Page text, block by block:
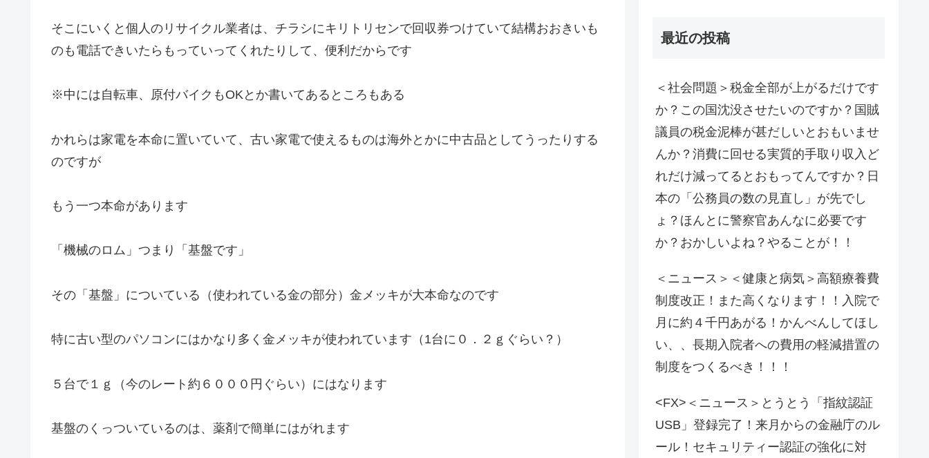
そこにいくと個人のリサイクル業者は、チラシにキリトリセンで回収券つけていて結構おおきいも
のも電話できいたらもっていってくれたりして、便利だからです
※中には自転車、原付バイクもOKとか書いてあるところもある
かれらは家電を本命に置いていて、古い家電で使えるものは海外とかに中古品としてうったりする
のですが
もう一つ本命があります
「機械のロム」つまり「基盤です」
その「基盤」についている（使われている金の部分）金メッキが大本命なのです
特に古い型のパソコンにはかなり多く金メッキが使われています（1台に０．２ｇぐらい？）
５台で１ｇ（今のレート約６０００円ぐらい）にはなります
基盤のくっついているのは、薬剤で簡単にはがれます
最近の投稿
＜社会問題＞税金全部が上がるだけです
か？この国沈没させたいのですか？国賊
議員の税金泥棒が甚だしいとおもいませ
んか？消費に回せる実質的手取り収入ど
れだけ減ってるとおもってんですか？日
本の「公務員の数の見直し」が先でし
ょ？ほんとに警察官あんなに必要です
か？おかしいよね？やることが！！
＜ニュース＞＜健康と病気＞高額療養費
制度改正！また高くなります！！入院で
月に約４千円あがる！かんべんしてほし
い、、長期入院者への費用の軽減措置の
制度をつくるべき！！！
<FX>＜ニュース＞とうとう「指紋認証
USB」登録完了！来月からの金融庁のル
ール！セキュリティー認証の強化に対